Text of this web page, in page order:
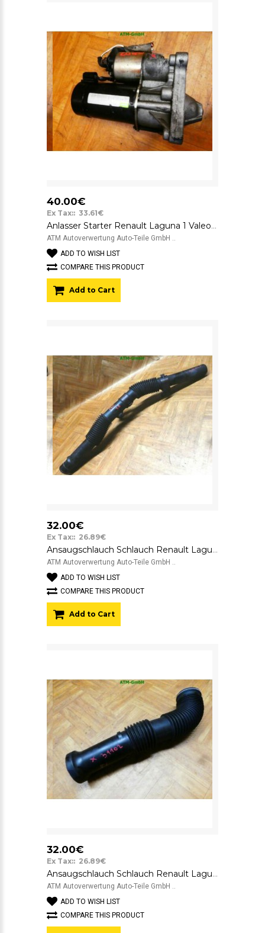
40.00€
Ex Tax:: 33.61€
Anlasser Starter Renault Laguna 1 Valeo D6RA133 12v 854955A
ATM Autoverwertung Auto-Teile GmbH ..
ADD TO WISH LIST
COMPARE THIS PRODUCT
Add to Cart
32.00€
Ex Tax:: 26.89€
Ansaugschlauch Schlauch Renault Laguna 1 7700864243F
ATM Autoverwertung Auto-Teile GmbH ..
ADD TO WISH LIST
COMPARE THIS PRODUCT
Add to Cart
32.00€
Ex Tax:: 26.89€
Ansaugschlauch Schlauch Renault Laguna 1 7700865671E
ATM Autoverwertung Auto-Teile GmbH ..
ADD TO WISH LIST
COMPARE THIS PRODUCT